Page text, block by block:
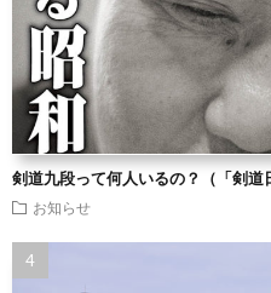
剣道九段って何人いるの？（「剣道
お知らせ